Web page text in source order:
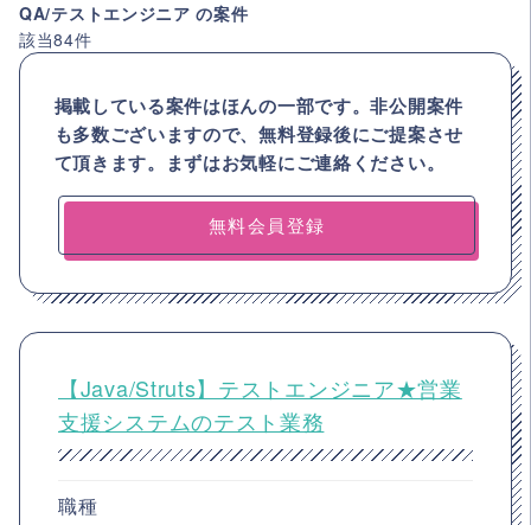
QA/テストエンジニアの案件
該当84件
掲載している案件はほんの一部です。非公開案件
も多数ございますので、無料登録後にご提案させ
て頂きます。まずはお気軽にご連絡ください。
無料会員登録
【Java/Struts】テストエンジニア★営業
支援システムのテスト業務
職種